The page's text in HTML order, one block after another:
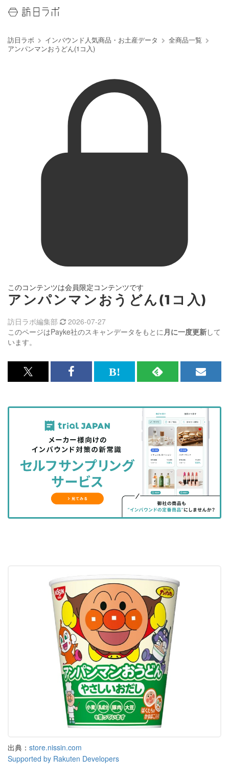
訪日ラボ インバウンド人気商品・お土産データ
全商品一覧
アンパンマンおうどん(1コ入)
このコンテンツは会員限定コンテンツです
アンパンマンおうどん(1コ入)
このページはPayke社のスキャンデータをもとに月に一度更新して
います。
訪日ラボ編集部 2026-07-27
x<br>
記
を
シ
ェ
る
Facebook<br>
記
事
を
シ
ェ
ア
す
る
は
な
ッ
ク
マ
に
RSS
記
事
を
購
読
す
る
メ
マ
ガ
登
録
す
る
出典： store.nissin.com
Supported by Rakuten Developers